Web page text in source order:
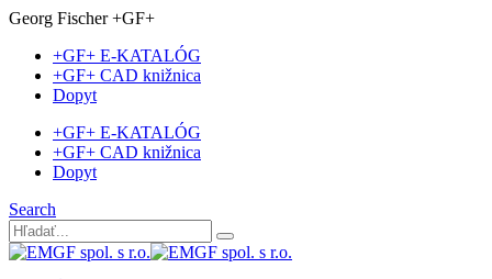
Georg Fischer +GF+
+GF+ E-KATALÓG
+GF+ CAD knižnica
Dopyt
+GF+ E-KATALÓG
+GF+ CAD knižnica
Dopyt
Search